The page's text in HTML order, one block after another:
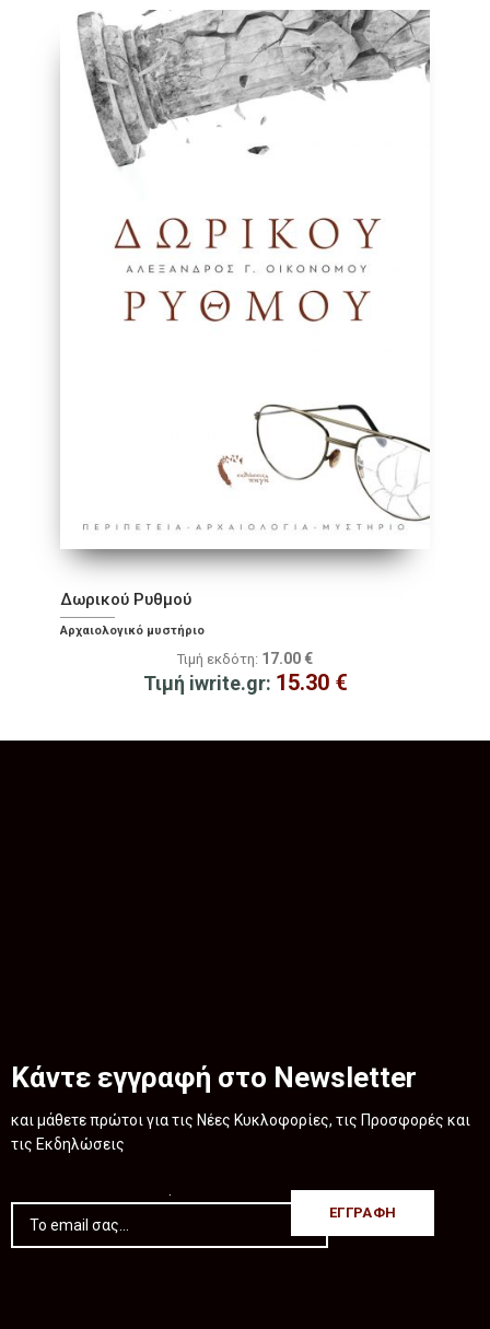
Δωρικού Ρυθμού
Αρχαιολογικό μυστήριο
Τιμή εκδότη: 17.00 €
Τιμή iwrite.gr: 15.30 €
Κάντε εγγραφή στο Newsletter
και μάθετε πρώτοι για τις Νέες Κυκλοφορίες, τις Προσφορές και
τις Εκδηλώσεις